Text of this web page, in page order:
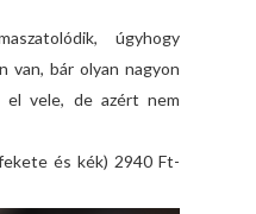
úgyhogy
van, bár olyan nagyon
el vele, de azért nem
és kék) 2940 Ft-